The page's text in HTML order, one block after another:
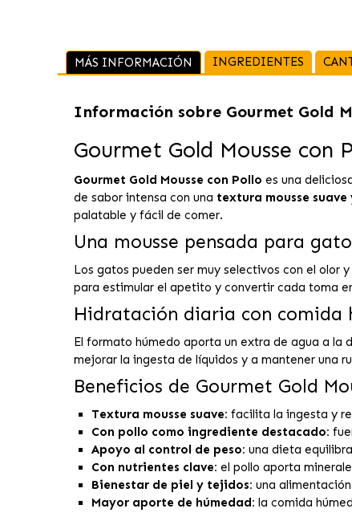
MÁS INFORMACIÓN INGREDIENTES
Información sobre Gourmet Gold
Gourmet Gold Mousse
Gourmet Gold Mousse con Pollo es una
de sabor intensa con una textura mousse
palatable y fácil de comer.
Una mousse pensada para
Los gatos pueden ser muy selectivos con el olor
para estimular el apetito y convertir cada toma
Hidratación diaria con comida
El formato húmedo aporta un extra de agua a
mejorar la ingesta de líquidos y a mantener una
Beneficios de Gourmet Gold
Textura mousse suave: facilita la ingesta y
Con pollo como ingrediente destacado:
Apoyo al control de peso: una dieta
Con nutrientes clave: el pollo aporta
Bienestar de piel y tejidos: una
Mayor aporte de húmedad: la comida